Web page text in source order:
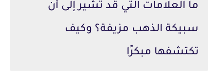
ما العلامات التي قد تشير إلى أن
سبيكة الذهب مزيفة؟ وكيف
تكتشفها مبكرًا